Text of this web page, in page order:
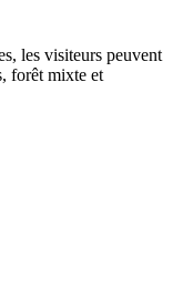
les visiteurs peuvent
forêt mixte et